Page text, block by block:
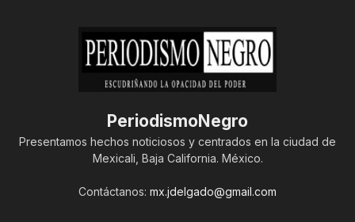
PeriodismoNegro
Presentamos hechos noticiosos y centrados en la ciudad de
Mexicali, Baja California. México.
Contáctanos: mx.jdelgado@gmail.com